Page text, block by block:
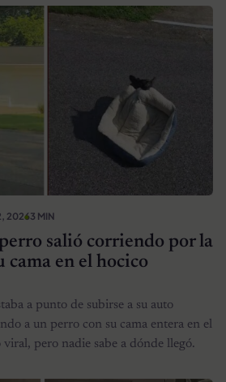
20263 MIN
salió corriendo por la
cama en el hocico
a punto de subirse a su auto
a un perro con su cama entera en el
viral, pero nadie sabe a dónde llegó.